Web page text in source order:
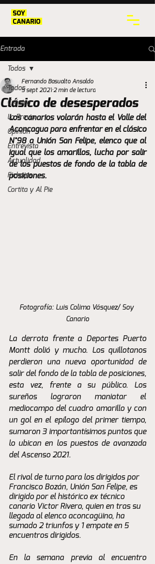
Entrada
Todos
Crónica
La Previa
Opinión
Entrevista
Actualidad
Fichajes
Cortita y Al Pie
Todos
Clásico de desesperados
Fernando Basualto Ansaldo
5 sept 2021 2 min de lectura
Los canarios volarán hasta el Valle del
Aconcagua para enfrentar en el clásico
N°98 a Unión San Felipe, elenco que al
igual que los amarillos, lucha por salir
de los puestos de fondo de la tabla de
posiciones.
Fotografía: Luis Colima Vásquez/ Soy
Canario
La derrota frente a Deportes Puerto
Montt dolió y mucho. Los quillotanos
perdieron una nueva oportunidad de
salir del fondo de la tabla de posiciones,
esta vez, frente a su público. Los
sureños lograron maniatar el
mediocampo del cuadro amarillo y con
un gol en el epílogo del primer tiempo,
sumaron 3 importantísimos puntos que
lo ubican en los puestos de avanzada
del Ascenso 2021.
El rival de turno para los dirigidos por
Francisco Bozán, Unión San Felipe, es
dirigido por el histórico ex técnico
canario Victor Rivero, quien en tras su
llegada al elenco aconcagüino, ha
sumado 2 triunfos y 1 empate en 5
encuentros dirigidos.
En la semana previa al encuentro